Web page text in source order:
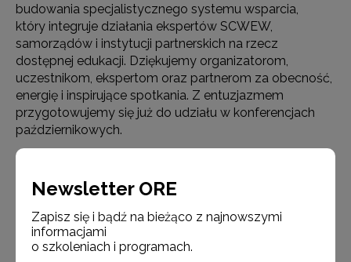
budowania specjalistycznego systemu wsparcia,
który integruje działania ekspertów SCWEW,
samorządów i instytucji partnerskich na rzecz
dostępnej edukacji. Dziękujemy organizatorom,
uczestnikom, ekspertom oraz partnerom za obecność,
energię i inspirujące spotkania. Z entuzjazmem
przygotowujemy się już do udziału w konferencjach
październikowych.
#FunduszeEuropejskie #FunduszeUE #SCWEW #ORE
Newsletter ORE
Zapisz się i bądź na bieżąco z najnowszymi
informacjami
o szkoleniach i programach.